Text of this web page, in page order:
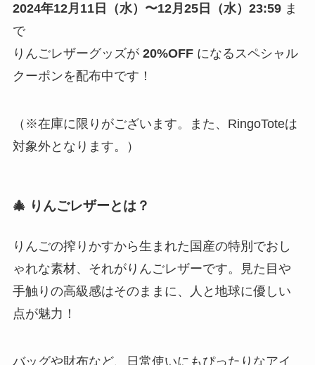
2024年12月11日（水）〜12月25日（水）23:59ま
で
りんごレザーグッズが 20%OFFになるスペシャル
クーポンを配布中です！
（※在庫に限りがございます。また、RingoToteは
対象外となります。）
🎄 りんごレザーとは？
りんごの搾りかすから生まれた国産の特別でおし
ゃれな素材、それがりんごレザーです。見た目や
手触りの高級感はそのままに、人と地球に優しい
点が魅力！
バッグや財布など、日常使いにもぴったりなアイ